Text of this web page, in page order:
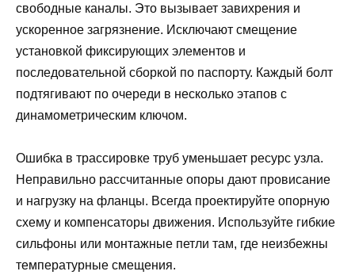
свободные каналы. Это вызывает завихрения и
ускоренное загрязнение. Исключают смещение
установкой фиксирующих элементов и
последовательной сборкой по паспорту. Каждый болт
подтягивают по очереди в несколько этапов с
динамометрическим ключом.
Ошибка в трассировке труб уменьшает ресурс узла.
Неправильно рассчитанные опоры дают провисание
и нагрузку на фланцы. Всегда проектируйте опорную
схему и компенсаторы движения. Используйте гибкие
сильфоны или монтажные петли там, где неизбежны
температурные смещения.